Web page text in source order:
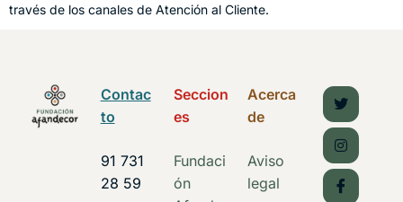
través de los canales de Atención al Cliente.
Contac
to
91 731
28 59
Seccion
es
Fundaci
ón
Acerca
de
Aviso
legal